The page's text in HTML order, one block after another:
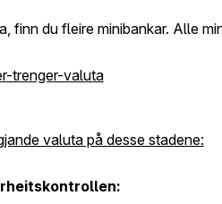
finn du fleire minibankar. Alle
trenger-valuta
valuta på desse stadene: